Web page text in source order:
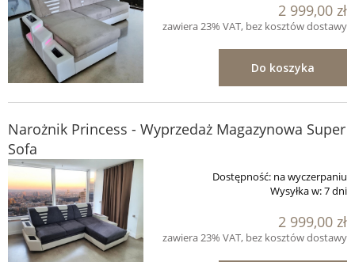
2 999,00 zł
zawiera 23% VAT, bez kosztów dostawy
Do koszyka
Narożnik Princess - Wyprzedaż Magazynowa Super
Sofa
Dostępność: na wyczerpaniu
Wysyłka w:7 dni
2 999,00 zł
zawiera 23% VAT, bez kosztów dostawy